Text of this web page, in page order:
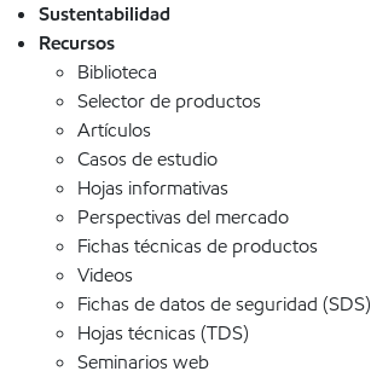
Sustentabilidad
Recursos
Biblioteca
Selector de productos
Artículos
Casos de estudio
Hojas informativas
Perspectivas del mercado
Fichas técnicas de productos
Videos
Fichas de datos de seguridad (SDS)
Hojas técnicas (TDS)
Seminarios web